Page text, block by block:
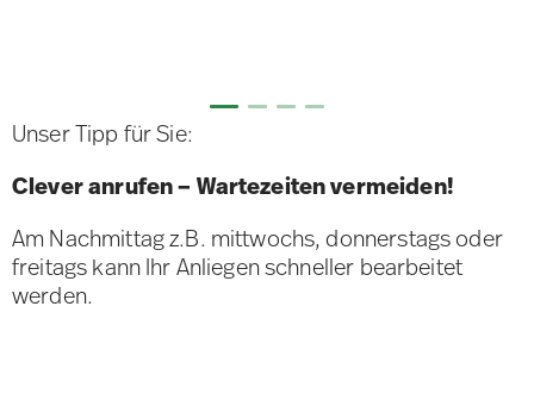
Unser Tipp für Sie:
Clever anrufen – Wartezeiten vermeiden!
Am Nachmittag z.B. mittwochs, donnerstags oder
freitags kann Ihr Anliegen schneller bearbeitet
werden.